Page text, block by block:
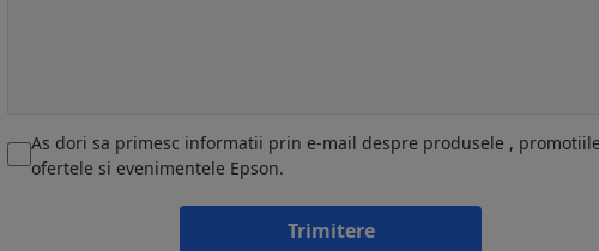
As dori sa primesc informatii prin e-mail despre produsele ,
ofertele si evenimentele Epson.
Trimitere